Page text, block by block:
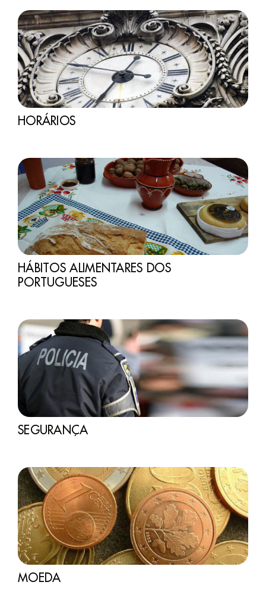
HORÁRIOS
HÁBITOS ALIMENTARES DOS
PORTUGUESES
SEGURANÇA
MOEDA